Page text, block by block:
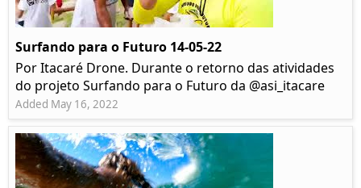
Surfando para o Futuro 14-05-22
Por Itacaré Drone. Durante o retorno das atividades
do projeto Surfando para o Futuro da @asi_itacare
Added May 16, 2022